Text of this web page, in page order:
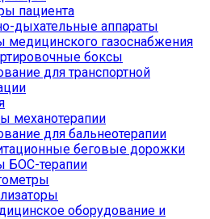
пациента
дыхательные аппараты
медицинского газоснабжения
боксы
для транспортной
механотерапии
для бальнеотерапии
беговые дорожки
БОС-терапии
оборудование и